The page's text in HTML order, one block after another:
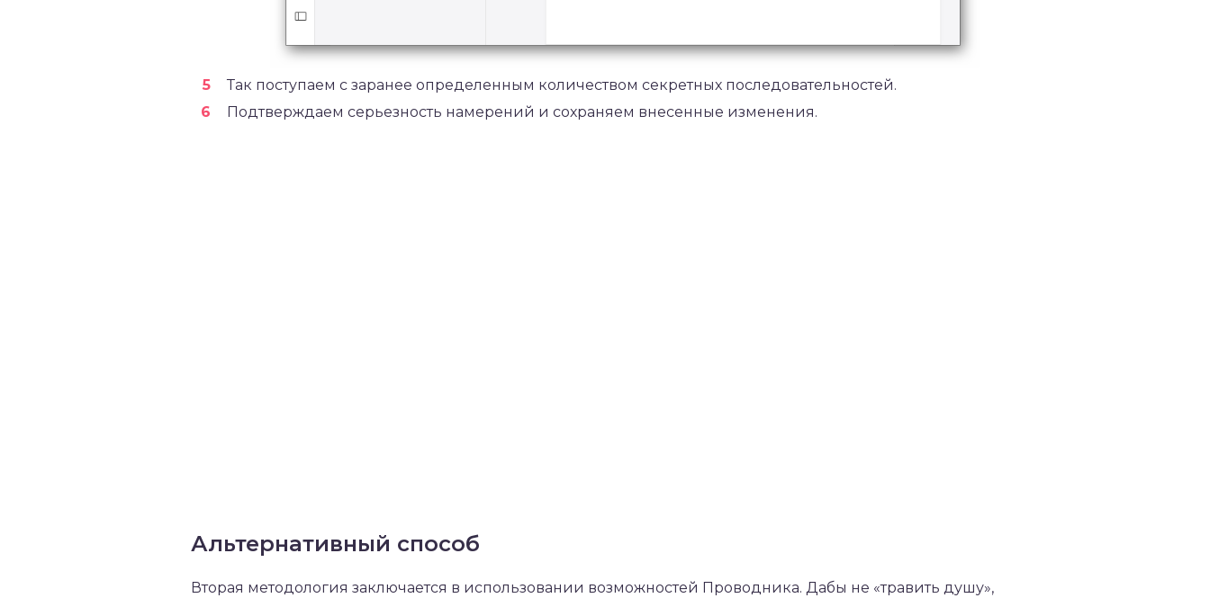
Так поступаем с заранее определенным количеством секретных последовательностей.
Подтверждаем серьезность намерений и сохраняем внесенные изменения.
Альтернативный способ
Вторая методология заключается в использовании возможностей Проводника. Дабы не «травить душу»,